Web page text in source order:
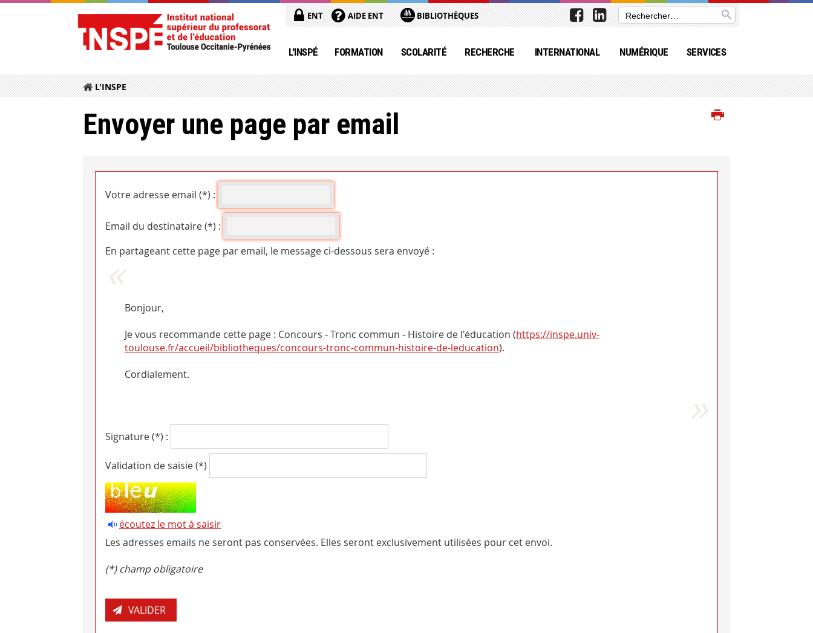
ENT AIDE ENT BIBLIOTHÈQUES
L'INSPÉ FORMATION SCOLARITÉ RECHERCHE INTERNATIONAL NUMÉRIQUE SERVICES
L'INSPE
Envoyer une page par email
Votre adresse email (*) :
Email du destinataire (*) :
En partageant cette page par email, le message ci-dessous sera envoyé :
Bonjour,
Je vous recommande cette page : Concours - Tronc commun - Histoire de l'éducation (https://inspe.univ-
toulouse.fr/accueil/bibliotheques/concours-tronc-commun-histoire-de-leducation).
Cordialement.
Signature (*) :
Validation de saisie (*)
écoutez le mot à saisir
Les adresses emails ne seront pas conservées. Elles seront exclusivement utilisées pour cet envoi.
(*) champ obligatoire